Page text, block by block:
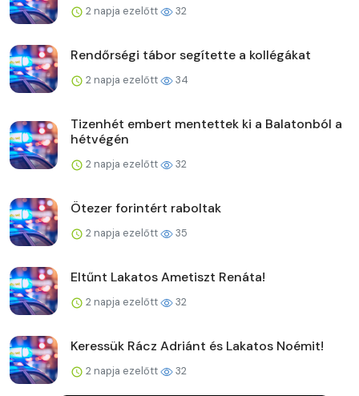
2 napja ezelőtt 32
Rendőrségi tábor segítette a kollégákat
2 napja ezelőtt 34
Tizenhét embert mentettek ki a Balatonból a
hétvégén
2 napja ezelőtt 32
Ötezer forintért raboltak
2 napja ezelőtt 35
Eltűnt Lakatos Ametiszt Renáta!
2 napja ezelőtt 32
Keressük Rácz Adriánt és Lakatos Noémit!
2 napja ezelőtt 32